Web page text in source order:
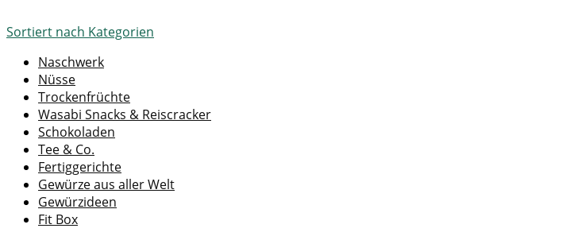
Sortiert nach Kategorien
Naschwerk
Nüsse
Trockenfrüchte
Wasabi Snacks & Reiscracker
Schokoladen
Tee & Co.
Fertiggerichte
Gewürze aus aller Welt
Gewürzideen
Fit Box